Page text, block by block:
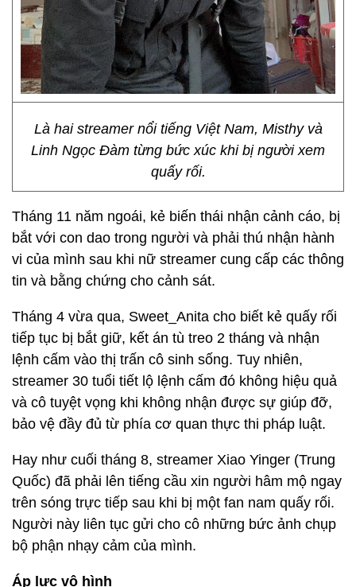
Là hai streamer nổi tiếng Việt Nam, Misthy và
Linh Ngọc Đàm từng bức xúc khi bị người xem
quấy rối.
Tháng 11 năm ngoái, kẻ biến thái nhận cảnh cáo, bị
bắt với con dao trong người và phải thú nhận hành
vi của mình sau khi nữ streamer cung cấp các thông
tin và bằng chứng cho cảnh sát.
Tháng 4 vừa qua, Sweet_Anita cho biết kẻ quấy rối
tiếp tục bị bắt giữ, kết án tù treo 2 tháng và nhận
lệnh cấm vào thị trấn cô sinh sống. Tuy nhiên,
streamer 30 tuổi tiết lộ lệnh cấm đó không hiệu quả
và cô tuyệt vọng khi không nhận được sự giúp đỡ,
bảo vệ đầy đủ từ phía cơ quan thực thi pháp luật.
Hay như cuối tháng 8, streamer Xiao Yinger (Trung
Quốc) đã phải lên tiếng cầu xin người hâm mộ ngay
trên sóng trực tiếp sau khi bị một fan nam quấy rối.
Người này liên tục gửi cho cô những bức ảnh chụp
bộ phận nhạy cảm của mình.
Áp lực vô hình